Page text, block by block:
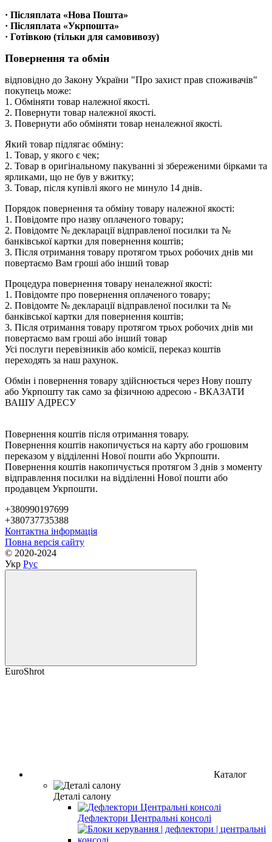
· Післяплата «Нова Пошта»
· Післяплата «Укрпошта»
· Готівкою (тільки для самовивозу)
Повернення та обмін
відповідно до Закону України "Про захист прав споживачів"
покупець може:
1. Обміняти товар належної якості.
2. Повернути товар належної якості.
3. Повернути або обміняти товар неналежної якості.
Який товар підлягає обміну:
1. Товар, у якого є чек;
2. Товар в оригінальному пакуванні зі збереженими бірками та
ярликами, що не був у вжитку;
3. Товар, після купівлі якого не минуло 14 днів.
Порядок повернення та обміну товару належної якості:
1. Повідомте про назву оплаченого товару;
2. Повідомте № декларації відправленої посилки та №
банківської картки для повернення коштів;
3. Після отримання товару протягом трьох робочих днів ми
повертаємо Вам гроші або інший товар
Процедура повернення товару неналежної якості:
1. Повідомте про повернення оплаченого товару;
2. Повідомте № декларації відправленої посилки та №
банківської картки для повернення коштів;
3. Після отримання товару протягом трьох робочих днів ми
повертаємо вам гроші або інший товар
Усі послуги перевізників або комісії, переказ коштів
переходять за наш рахунок.
Обмін і повернення товару здійснюється через Нову пошту
або Укрпошту так само за фізичною адресою - ВКАЗАТИ
ВАШУ АДРЕСУ
Повернення коштів після отримання товару.
Повернення коштів накопичується на карту або грошовим
переказом у відділенні Нової пошти або Укрпошти.
Повернення коштів накопичується протягом 3 днів з моменту
відправлення посилки на відділенні Нової пошти або
продавцем Укрпошти.
+380990197699
+380737735388
Контактна інформація
Повна версія сайту
© 2020-2024
Укр Рус
EuroShrot
Каталог
Деталі салону
Дефлектори Центральні консолі